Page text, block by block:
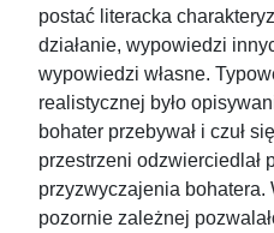
postać literacka
działanie, wypowiedzi
wypowiedzi własne.
realistycznej było
bohater przebywał i czuł
przestrzeni odzwierciedlał
przyzwyczajenia bohatera.
pozornie zależnej